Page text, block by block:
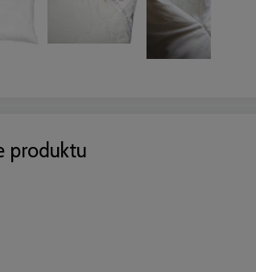
produktu